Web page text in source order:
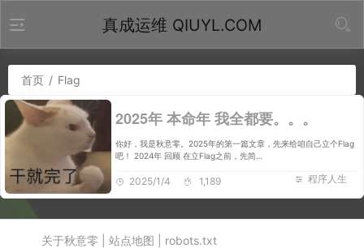
真成运维 QIUYL.COM
首页 / Flag
2025年 本命年 我全都要。。。
你好，我是秋意零。2025年的第一篇文章，先来给咱自己立个Flag
吧！ 2024年 回顾 在立Flag之前，先简…
程序人生
2025/1/4 1,189
关于秋意零 站点地图
robots.txt